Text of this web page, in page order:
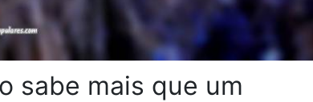
sabe mais que um